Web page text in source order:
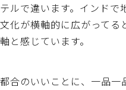
テルで違います。インド
文化が横軸的に広がってる
軸と感じています。
都合のいいことに、一品一